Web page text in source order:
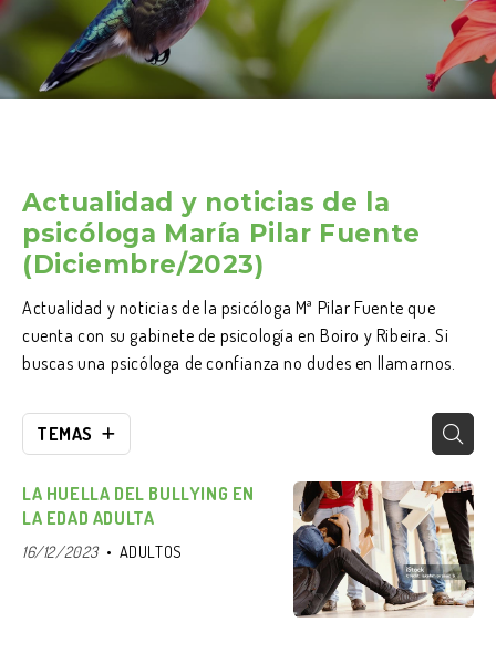
Actualidad y noticias de la
psicóloga María Pilar Fuente
(Diciembre/2023)
Actualidad y noticias de la psicóloga Mª Pilar Fuente que
cuenta con su gabinete de psicología en Boiro y Ribeira. Si
buscas una psicóloga de confianza no dudes en llamarnos.
TEMAS
LA HUELLA DEL BULLYING EN
LA EDAD ADULTA
16/12/2023 ADULTOS